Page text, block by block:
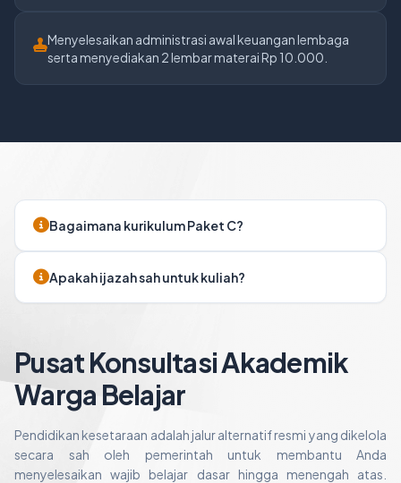
Menyelesaikan administrasi awal keuangan lembaga
serta menyediakan 2 lembar materai Rp 10.000.
Bagaimana kurikulum Paket C?
Apakah ijazah sah untuk kuliah?
Pusat Konsultasi Akademik
Warga Belajar
Pendidikan kesetaraan adalah jalur alternatif resmi yang dikelola
secara sah oleh pemerintah untuk membantu Anda
menyelesaikan wajib belajar dasar hingga menengah atas.